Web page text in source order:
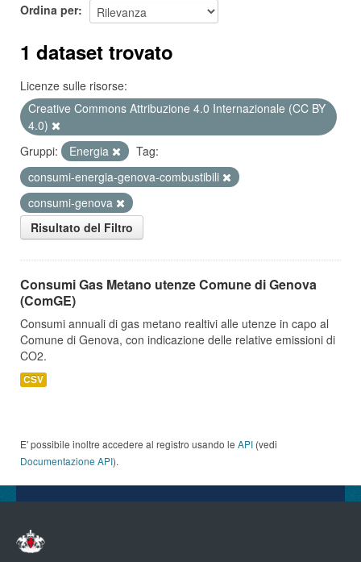
Ordina per
1 dataset trovato
Licenze sulle risorse:
Creative Commons Attribuzione 4.0 Internazionale (CC BY
4.0)
Gruppi:
Energia
Tag:
consumi-energia-genova-combustibili
consumi-genova
Risultato del Filtro
Consumi Gas Metano utenze Comune di Genova
(ComGE)
Consumi annuali di gas metano realtivi alle utenze in capo al
Comune di Genova, con indicazione delle relative emissioni di
CO2.
CSV
E' possibile inoltre accedere al registro usando le API (vedi
Documentazione API).